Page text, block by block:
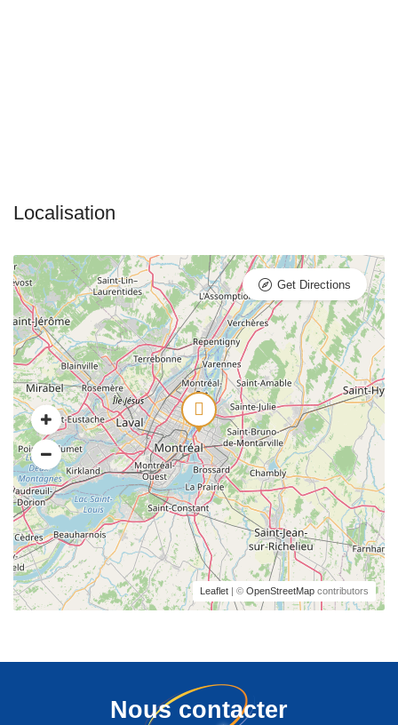
Leaflet | © OpenStreetMap contributors
Get Directions
Nous contacter